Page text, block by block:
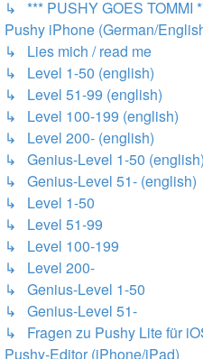
↳ *** PUSHY GOES TOMMI
Pushy iPhone (German/
↳ Lies mich / read me
↳ Level 1-50 (english)
↳ Level 51-99 (english)
↳ Level 100-199 (english)
↳ Level 200- (english)
↳ Genius-Level 1-50 (english)
↳ Genius-Level 51- (english)
↳ Level 1-50
↳ Level 51-99
↳ Level 100-199
↳ Level 200-
↳ Genius-Level 1-50
↳ Genius-Level 51-
↳ Fragen zu Pushy Lite für
Pushy-Editor (iPhone/iPad)